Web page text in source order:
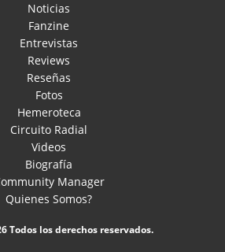
Noticias
Fanzine
Entrevistas
Reviews
Reseñas
Fotos
Hemeroteca
Circuito Radial
Videos
Biografía
Manager
Quienes Somos?
Todos los derechos reservados.